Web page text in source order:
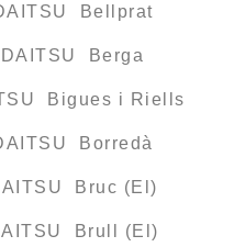
Bellprat
Berga
Bigues i Riells
Borredà
Bruc (El)
Brull (El)